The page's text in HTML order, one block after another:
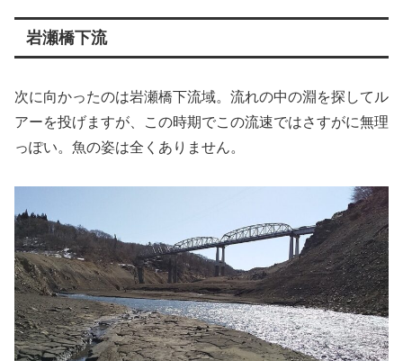
岩瀬橋下流
次に向かったのは岩瀬橋下流域。流れの中の淵を探してル
アーを投げますが、この時期でこの流速ではさすがに無理
っぽい。魚の姿は全くありません。